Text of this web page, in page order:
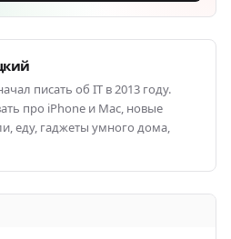
писать об IT в 2013 году.
про iPhone и Mac, новые
еду, гаджеты умного дома,